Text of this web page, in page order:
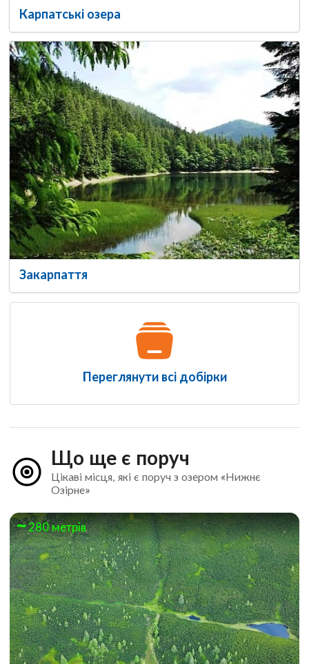
Карпатські озера
Закарпаття
Переглянути всі добірки
Що ще є поруч
Цікаві місця, які є поруч з озером «Нижнє
Озірне»
280 метрів